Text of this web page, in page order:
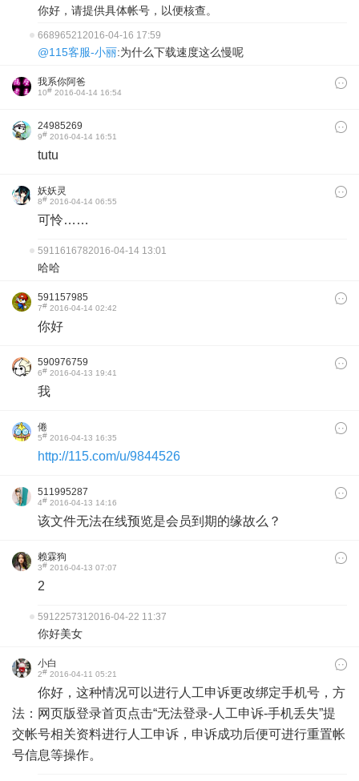
你好，请提供具体帐号，以便核查。
668965212016-04-16 17:59
@115客服-小丽:为什么下载速度这么慢呢
我系你阿爸
10# 2016-04-14 16:54
24985269
9# 2016-04-14 16:51
tutu
妖妖灵
8# 2016-04-14 06:55
可怜……
5911616782016-04-14 13:01
哈哈
591157985
7# 2016-04-14 02:42
你好
590976759
6# 2016-04-13 19:41
我
倦
5# 2016-04-13 16:35
http://115.com/u/9844526
511995287
4# 2016-04-13 14:16
该文件无法在线预览是会员到期的缘故么？
赖霖狗
3# 2016-04-13 07:07
2
5912257312016-04-22 11:37
你好美女
小白
2# 2016-04-11 05:21
你好，这种情况可以进行人工申诉更改绑定手机号，方
法：网页版登录首页点击“无法登录-人工申诉-手机丢失”提
交帐号相关资料进行人工申诉，申诉成功后便可进行重置帐
号信息等操作。